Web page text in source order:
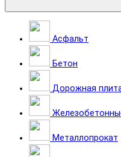
Асфальт
Бетон
Дорожная
Металлопрокат